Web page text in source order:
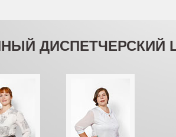
ДИСПЕТЧЕРСКИЙ